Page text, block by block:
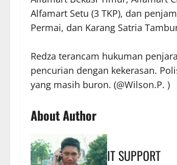
Alfamart Setu (3 TKP), dan
Permai, dan Karang Satria
Redza terancam hukuman
pencurian dengan kekerasan.
yang masih buron. (@Wilson.P. )
About Author
IT SUPPORT